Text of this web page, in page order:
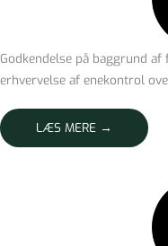
Godkendelse på baggrund
erhvervelse af enekontrol
LÆS MERE →